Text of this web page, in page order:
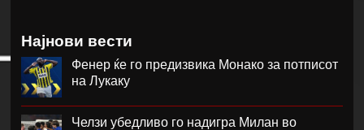
Најнови вести
Фенер ќе го предизвика Монако за потписот
на Лукаку
Челзи убедливо го надигра Милан во